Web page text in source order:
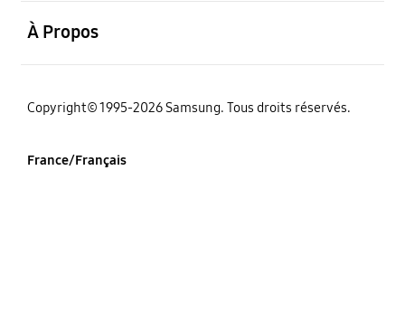
À Propos
‌Copyright© 1995-2026 Samsung. Tous droits réservés.
France/Français